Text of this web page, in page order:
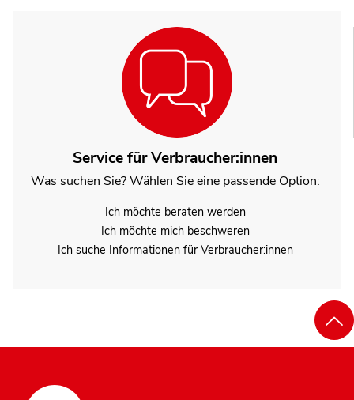
Service für Verbraucher:innen
Was suchen Sie? Wählen Sie eine passende Option:
Ich möchte beraten werden
Ich möchte mich beschweren
Ich suche Informationen für Verbraucher:innen